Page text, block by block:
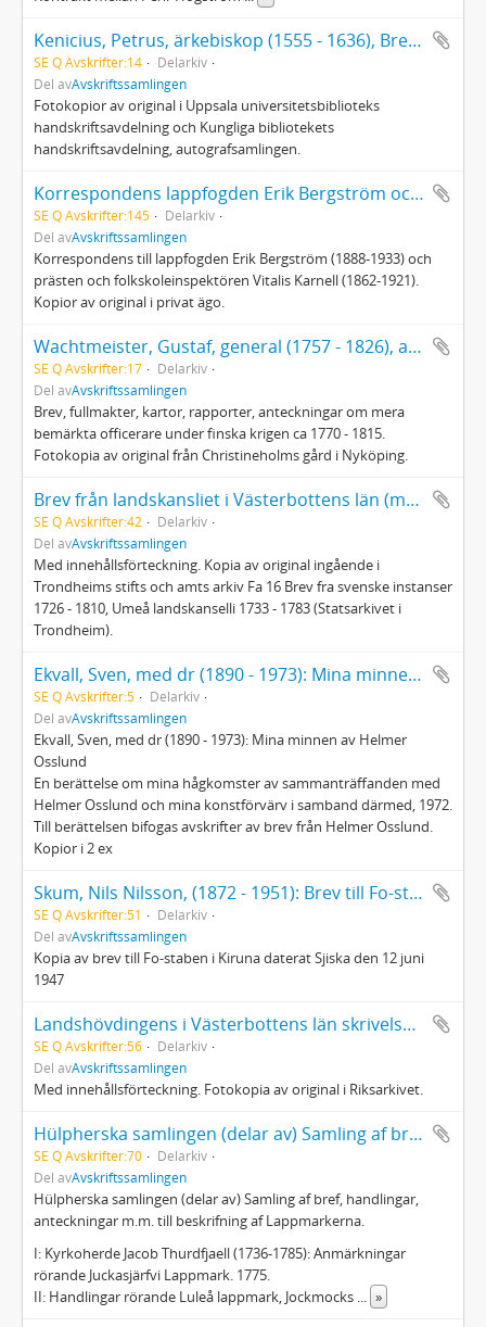
Kenicius, Petrus, ärkebiskop (1555 - 1636), Brev 1591, 1592, 1612, 1617, 1627, 1628, 1633, u å
SE Q Avskrifter:14
Delarkiv
Del avAvskriftssamlingen
Fotokopior av original i Uppsala universitetsbiblioteks
handskriftsavdelning och Kungliga bibliotekets
handskriftsavdelning, autografsamlingen.
Korrespondens lappfogden Erik Bergström och prästen Vitalis Karnell
SE Q Avskrifter:145
Delarkiv
Del avAvskriftssamlingen
Korrespondens till lappfogden Erik Bergström (1888-1933) och
prästen och folkskoleinspektören Vitalis Karnell (1862-1921).
Kopior av original i privat ägo.
Wachtmeister, Gustaf, general (1757 - 1826), anförare för landstigningstrupperna vid expeditionen till Västerbotten
SE Q Avskrifter:17
Delarkiv
Del avAvskriftssamlingen
Brev, fullmakter, kartor, rapporter, anteckningar om mera
bemärkta officerare under finska krigen ca 1770 - 1815.
Fotokopia av original från Christineholms gård i Nyköping.
Brev från landskansliet i Västerbottens län (med bilagor) till stiftsamtmannen i Trondheim 1734, 1735, 1745, 1752, 1753 och 1783
SE Q Avskrifter:42
Delarkiv
Del avAvskriftssamlingen
Med innehållsförteckning. Kopia av original ingående i
Trondheims stifts och amts arkiv Fa 16 Brev fra svenske instanser
1726 - 1810, Umeå landskanselli 1733 - 1783 (Statsarkivet i
Trondheim).
Ekvall, Sven, med dr (1890 - 1973): Mina minnen av Helmer Osslund
SE Q Avskrifter:5
Delarkiv
Del avAvskriftssamlingen
Ekvall, Sven, med dr (1890 - 1973): Mina minnen av Helmer
Osslund
En berättelse om mina hågkomster av sammanträffanden med
Helmer Osslund och mina konstförvärv i samband därmed, 1972.
Till berättelsen bifogas avskrifter av brev från Helmer Osslund.
Kopior i 2 ex
Skum, Nils Nilsson, (1872 - 1951): Brev till Fo-staben i Kiruna daterat Sjiska den 12 juni 1947
SE Q Avskrifter:51
Delarkiv
Del avAvskriftssamlingen
Kopia av brev till Fo-staben i Kiruna daterat Sjiska den 12 juni
1947
Landshövdingens i Västerbottens län skrivelser till Kungl Maj:t 1671
SE Q Avskrifter:56
Delarkiv
Del avAvskriftssamlingen
Med innehållsförteckning. Fotokopia av original i Riksarkivet.
Hülpherska samlingen (delar av) Samling af bref, handlingar, anteckningar m.m.
SE Q Avskrifter:70
Delarkiv
Del avAvskriftssamlingen
Hülpherska samlingen (delar av) Samling af bref, handlingar,
anteckningar m.m. till beskrifning af Lappmarkerna.
I: Kyrkoherde Jacob Thurdfjaell (1736-1785): Anmärkningar
rörande Juckasjärfvi Lappmark. 1775.
II: Handlingar rörande Luleå lappmark, Jockmocks ... »